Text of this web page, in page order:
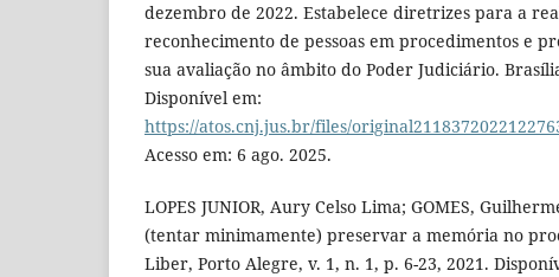
dezembro de 2022. Estabelece diretrizes para a
reconhecimento de pessoas em procedimentos e
sua avaliação no âmbito do Poder Judiciário.
Disponível em:
https://atos.cnj.jus.br/files/
Acesso em: 6 ago. 2025.
LOPES JUNIOR, Aury Celso Lima; GOMES,
(tentar minimamente) preservar a memória no
Liber, Porto Alegre, v. 1, n. 1, p. 6-23, 2021.